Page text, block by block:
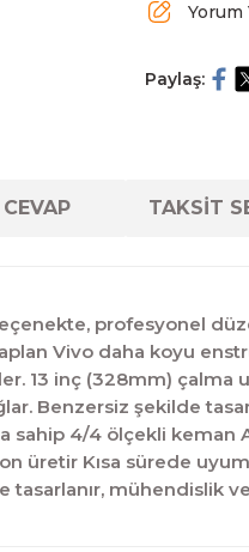
Yorum
Paylaş:
TAKSİT
profesyonel
Vivo daha koyu
13 inç (328mm)
Benzersiz şekilde
4/4 ölçekli keman
Kısa sürede
mühendislik